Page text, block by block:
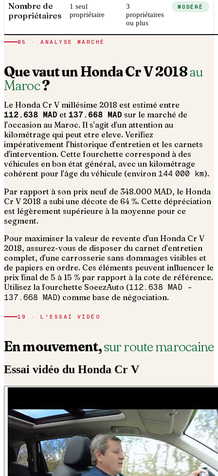
Nombre de
propriétaires
1 seul
propriétaire
3
propriétaires
ou plus
MODÉRÉ
05 · ANALYSE MARCHÉ
Que vaut unHondaCr V2018au
Maroc?
Le Honda Cr V millésime 2018 est estimé entre
112.638 MAD et 137.668 MAD sur le marché de
l'occasion au Maroc. Il s'agit d'un attention au
kilométrage qui peut etre eleve. Verifiez
impérativement l'historique d'entretien et les carnets
d'intervention. Cette fourchette correspond à des
véhicules en bon état général, avec un kilométrage
cohérent pour l'âge du véhicule (environ 144 000 km).
Par rapport à son prix neuf de 348.000 MAD, le Honda
Cr V 2018 a subi une décote de 64 %. Cette dépréciation
est légèrement supérieure à la moyenne pour ce
segment.
Pour maximiser la valeur de revente d'un Honda Cr V
2018, assurez-vous de disposer du carnet d'entretien
complet, d'une carrosserie sans dommages visibles et
de papiers en ordre. Ces éléments peuvent influencer le
prix final de 5 à 15 % par rapport à la cote de référence.
Utilisez la fourchette SoeezAuto (112.638 MAD –
137.668 MAD) comme base de négociation.
19 · L'ESSAI VIDÉO
En mouvement,sur route marocaine
Essai vidéo du Honda Cr V